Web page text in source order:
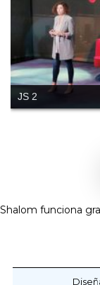
JS 2
Shalom funciona